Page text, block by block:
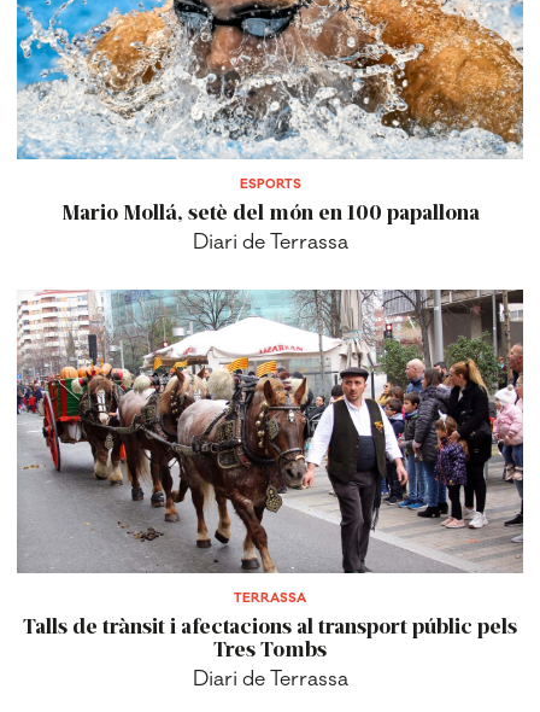
ESPORTS
Mario Mollá, setè del món en 100 papallona
Diari de Terrassa
TERRASSA
Talls de trànsit i afectacions al transport públic pels
Tres Tombs
Diari de Terrassa